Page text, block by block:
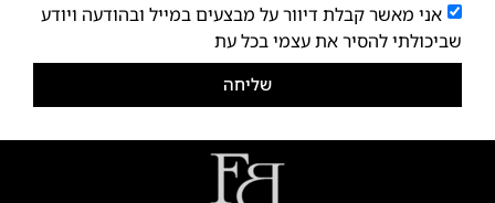
אני מאשר קבלת דיוור על מבצעים במייל ובהודעה ויודע
שביכולתי להסיר את עצמי בכל עת
שליחה